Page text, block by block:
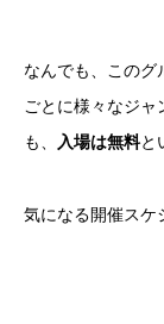
なんでも、このグ
ごとに様々なジャ
も、 入場は無料と
気になる開催スケ